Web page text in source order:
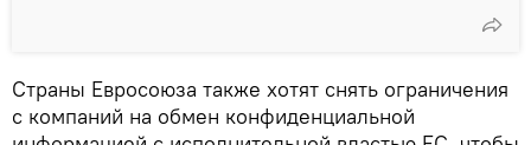
Страны Евросоюза также хотят снять ограничения
с компаний на обмен конфиденциальной